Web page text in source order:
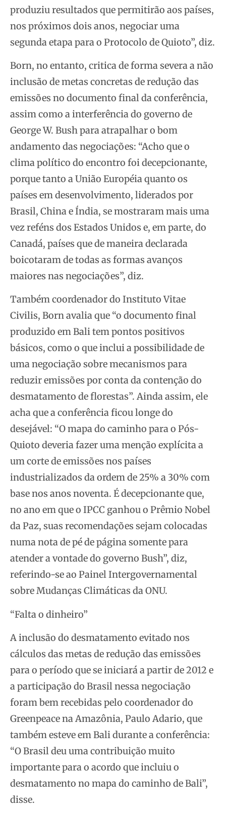
produziu resultados que permitirão aos países,
nos próximos dois anos, negociar uma
segunda etapa para o Protocolo de Quioto”, diz.
Born, no entanto, critica de forma severa a não
inclusão de metas concretas de redução das
emissões no documento final da conferência,
assim como a interferência do governo de
George W. Bush para atrapalhar o bom
andamento das negociações: “Acho que o
clima político do encontro foi decepcionante,
porque tanto a União Européia quanto os
países em desenvolvimento, liderados por
Brasil, China e Índia, se mostraram mais uma
vez reféns dos Estados Unidos e, em parte, do
Canadá, países que de maneira declarada
boicotaram de todas as formas avanços
maiores nas negociações”, diz.
Também coordenador do Instituto Vitae
Civilis, Born avalia que “o documento final
produzido em Bali tem pontos positivos
básicos, como o que inclui a possibilidade de
uma negociação sobre mecanismos para
reduzir emissões por conta da contenção do
desmatamento de florestas”. Ainda assim, ele
acha que a conferência ficou longe do
desejável: “O mapa do caminho para o Pós-
Quioto deveria fazer uma menção explícita a
um corte de emissões nos países
industrializados da ordem de 25% a 30% com
base nos anos noventa. É decepcionante que,
no ano em que o IPCC ganhou o Prêmio Nobel
da Paz, suas recomendações sejam colocadas
numa nota de pé de página somente para
atender a vontade do governo Bush”, diz,
referindo-se ao Painel Intergovernamental
sobre Mudanças Climáticas da ONU.
“Falta o dinheiro”
A inclusão do desmatamento evitado nos
cálculos das metas de redução das emissões
para o período que se iniciará a partir de 2012 e
a participação do Brasil nessa negociação
foram bem recebidas pelo coordenador do
Greenpeace na Amazônia, Paulo Adario, que
também esteve em Bali durante a conferência:
“O Brasil deu uma contribuição muito
importante para o acordo que incluiu o
desmatamento no mapa do caminho de Bali”,
disse.